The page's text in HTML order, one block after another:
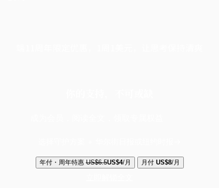
年付・周年特惠 US$6.5US$4/月 月付 US$8/月